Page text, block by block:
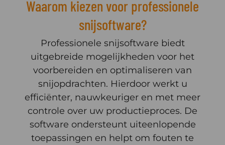
Waarom kiezen voor professionele
snijsoftware?
Professionele snijsoftware biedt
uitgebreide mogelijkheden voor het
voorbereiden en optimaliseren van
snijopdrachten. Hierdoor werkt u
efficiënter, nauwkeuriger en met meer
controle over uw productieproces. De
software ondersteunt uiteenlopende
toepassingen en helpt om fouten te